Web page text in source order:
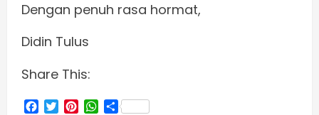
Dengan penuh rasa hormat,
Didin Tulus
Share This:
Facebook
TwitterPinterestWhatsApp
Share